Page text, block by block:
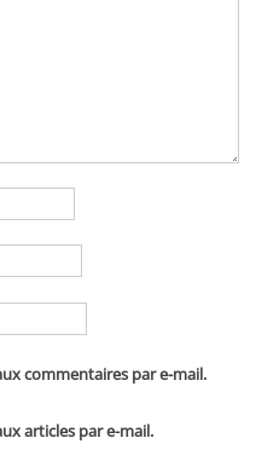
commentaires par e-mail.
articles par e-mail.